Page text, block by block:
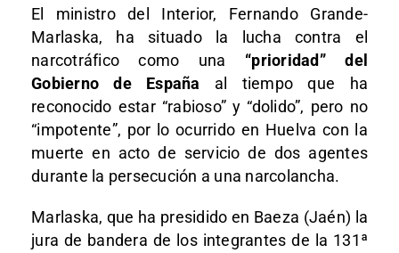
El ministro del Interior, Fernando Grande-
Marlaska, ha situado la lucha contra el
narcotráfico como una “prioridad” del
Gobierno de España al tiempo que ha
reconocido estar “rabioso” y “dolido”, pero no
“impotente”, por lo ocurrido en Huelva con la
muerte en acto de servicio de dos agentes
durante la persecución a una narcolancha.
Marlaska, que ha presidido en Baeza (Jaén) la
jura de bandera de los integrantes de la 131ª